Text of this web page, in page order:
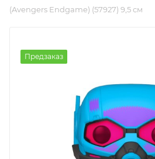
(Avengers Endgame) (57927) 9,5 см
Предзаказ